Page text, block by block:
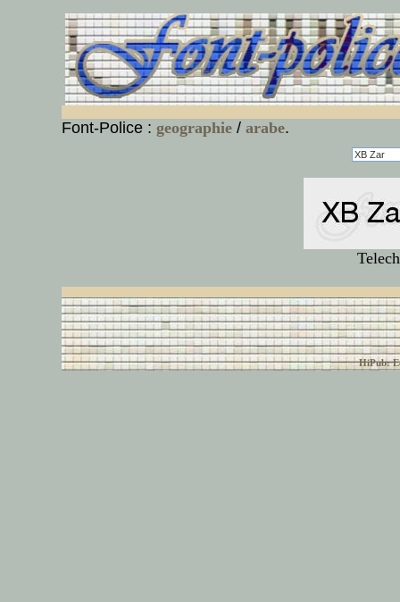
Font-Police : geographie/ arabe.
HiPub: